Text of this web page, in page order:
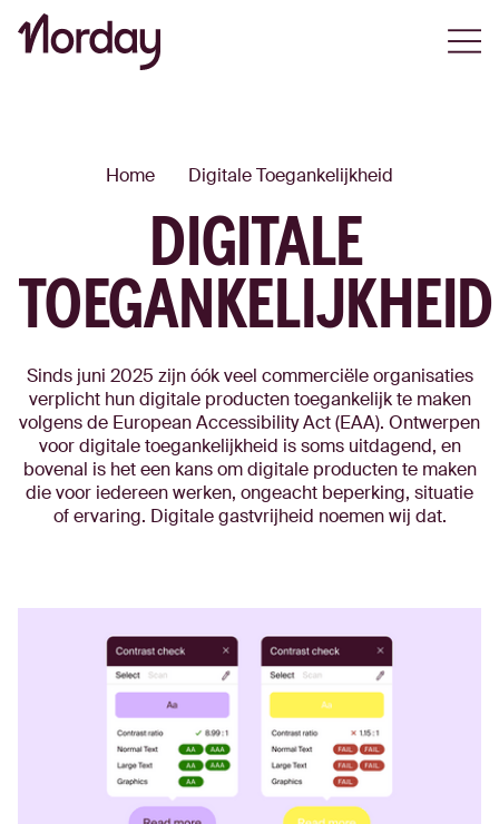
Home Digitale Toegankelijkheid
DIGITALE
TOEGANKELIJKHEID
Sinds juni 2025 zijn óók veel commerciële organisaties
verplicht hun digitale producten toegankelijk te maken
volgens de European Accessibility Act (EAA). Ontwerpen
voor digitale toegankelijkheid is soms uitdagend, en
bovenal is het een kans om digitale producten te maken
die voor iedereen werken, ongeacht beperking, situatie
of ervaring. Digitale gastvrijheid noemen wij dat.